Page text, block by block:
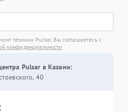
техники Pulsar, Вы соглашаетесь с
конфиденциальности
Pulsar в Казани:
40